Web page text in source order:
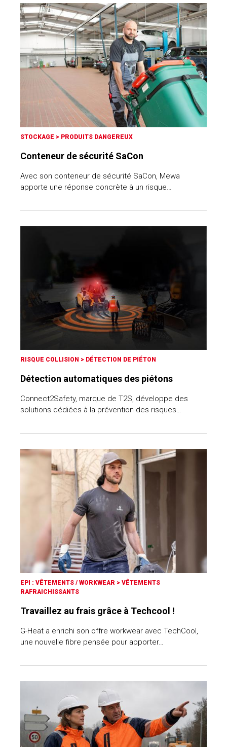
STOCKAGE > PRODUITS DANGEREUX
Conteneur de sécurité SaCon
Avec son conteneur de sécurité SaCon, Mewa
apporte une réponse concrète à un risque…
RISQUE COLLISION > DÉTECTION DE PIÉTON
Détection automatiques des piétons
Connect2Safety, marque de T2S, développe des
solutions dédiées à la prévention des risques…
EPI : VÊTEMENTS / WORKWEAR > VÊTEMENTS
RAFRAICHISSANTS
Travaillez au frais grâce à Techcool !
G-Heat a enrichi son offre workwear avec TechCool,
une nouvelle fibre pensée pour apporter…